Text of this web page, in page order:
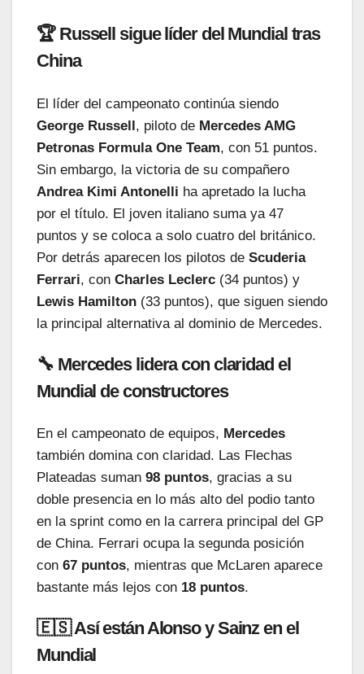
🏆 Russell sigue líder del Mundial tras
China
El líder del campeonato continúa siendo
George Russell, piloto de Mercedes AMG
Petronas Formula One Team, con 51 puntos.
Sin embargo, la victoria de su compañero
Andrea Kimi Antonelli ha apretado la lucha
por el título. El joven italiano suma ya 47
puntos y se coloca a solo cuatro del británico.
Por detrás aparecen los pilotos de Scuderia
Ferrari, con Charles Leclerc (34 puntos) y
Lewis Hamilton (33 puntos), que siguen siendo
la principal alternativa al dominio de Mercedes.
🔧 Mercedes lidera con claridad el
Mundial de constructores
En el campeonato de equipos, Mercedes
también domina con claridad. Las Flechas
Plateadas suman 98 puntos, gracias a su
doble presencia en lo más alto del podio tanto
en la sprint como en la carrera principal del GP
de China. Ferrari ocupa la segunda posición
con 67 puntos, mientras que McLaren aparece
bastante más lejos con 18 puntos.
🇪🇸 Así están Alonso y Sainz en el
Mundial